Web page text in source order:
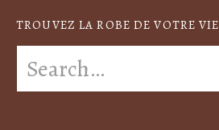
TROUVEZ LA ROBE DE VOTRE VIE